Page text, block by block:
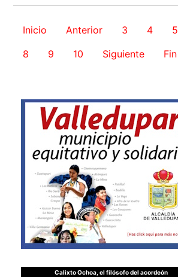
Inicio Anterior 3 4 5
8
9 10 Siguiente Fin
Calixto Ochoa, el filósofo del acordeón